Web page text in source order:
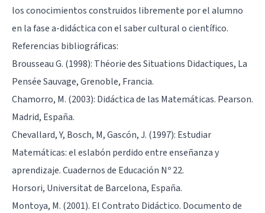
los conocimientos construidos libremente por el alumno
en la fase a-didáctica con el saber cultural o científico.
Referencias bibliográficas:
Brousseau G. (1998): Théorie des Situations Didactiques, La
Pensée Sauvage, Grenoble, Francia.
Chamorro, M. (2003): Didáctica de las Matemáticas. Pearson.
Madrid, España.
Chevallard, Y, Bosch, M, Gascón, J. (1997): Estudiar
Matemáticas: el eslabón perdido entre enseñanza y
aprendizaje. Cuadernos de Educación Nº 22.
Horsori, Universitat de Barcelona, España.
Montoya, M. (2001). El Contrato Didáctico. Documento de